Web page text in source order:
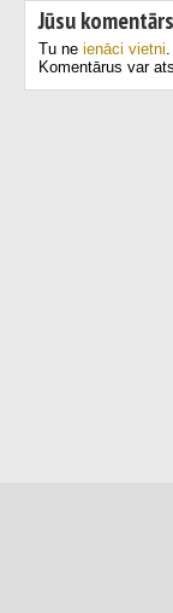
Jūsu komentārs
Tu ne ienāci vietni.
Komentārus var